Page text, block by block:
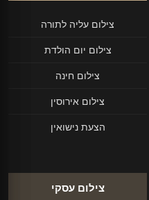
צילום עליה לתורה
צילום יום הולדת
צילום חינה
צילום אירוסין
הצעת נישואין
צילום עסקי